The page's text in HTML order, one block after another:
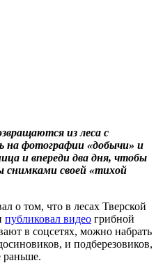
из леса с
на фотографии «добычи» и
и впереди два дня, чтобы
снимками своей «тихой
о том, что в лесах Тверской
публиковал видео грибной
в соцсетях, можно набрать
и подберезовиков,